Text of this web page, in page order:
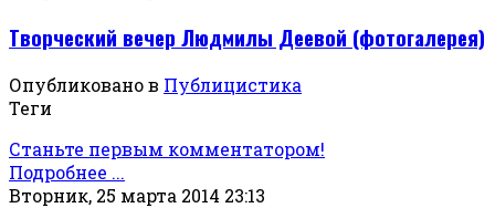
Творческий вечер Людмилы Деевой (фотогалерея)
Опубликовано в Публицистика
Теги
Станьте первым комментатором!
Подробнее ...
Вторник, 25 марта 2014 23:13